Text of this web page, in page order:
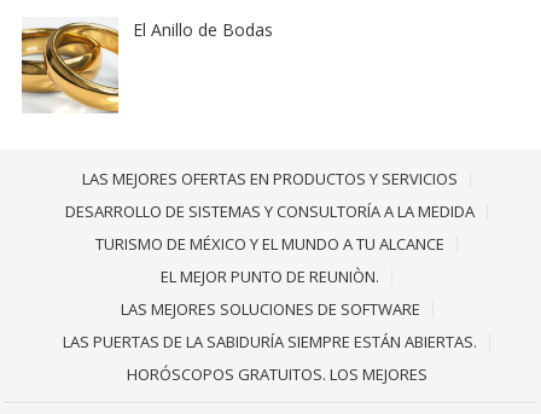
El Anillo de Bodas
LAS MEJORES OFERTAS EN PRODUCTOS Y SERVICIOS
DESARROLLO DE SISTEMAS Y CONSULTORÍA A LA MEDIDA
TURISMO DE MÉXICO Y EL MUNDO A TU ALCANCE
EL MEJOR PUNTO DE REUNIÒN.
LAS MEJORES SOLUCIONES DE SOFTWARE
LAS PUERTAS DE LA SABIDURÍA SIEMPRE ESTÁN ABIERTAS.
HORÓSCOPOS GRATUITOS. LOS MEJORES